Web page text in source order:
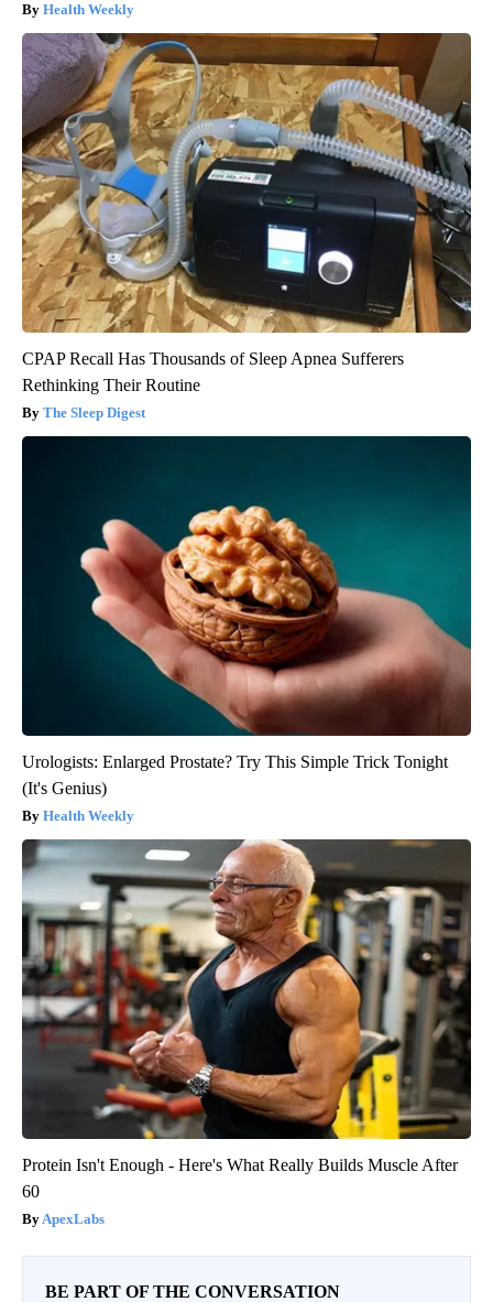
Health Weekly
CPAP Recall Has Thousands of Sleep Apnea Sufferers
Rethinking Their Routine
The Sleep Digest
Urologists: Enlarged Prostate? Try This Simple Trick Tonight
(It's Genius)
Health Weekly
Protein Isn't Enough - Here's What Really Builds Muscle After
60
ApexLabs
BE PART OF THE CONVERSATION